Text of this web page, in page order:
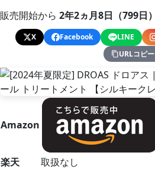
販売開始から 2年2ヵ月8日（799日）
X Facebook LINE
URLコピー
Amazon
楽天
取扱なし